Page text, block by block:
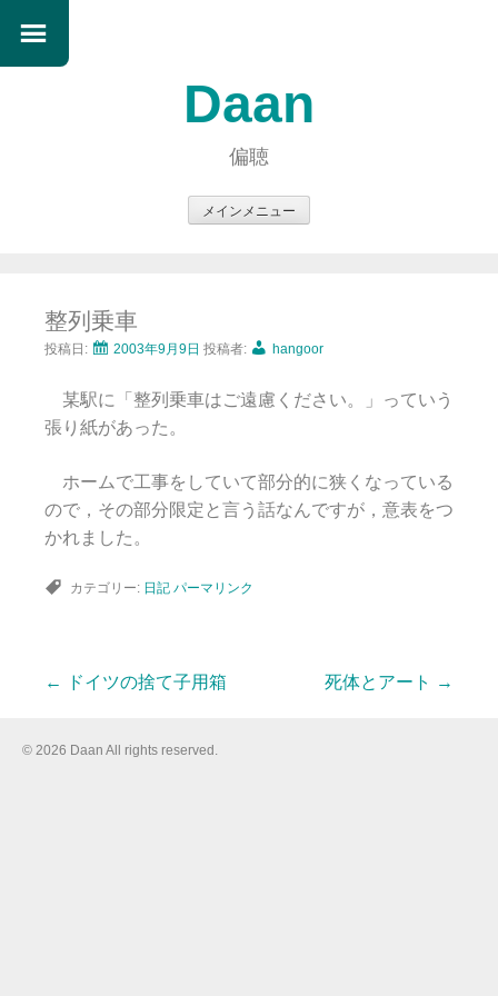
Daan
偏聴
メインメニュー
ン
ツ
ス
キ
プ
整列乗車
投稿日: 2003年9月9日 投稿者: hangoor
某駅に「整列乗車はご遠慮ください。」っていう
張り紙があった。
ホームで工事をしていて部分的に狭くなっている
ので，その部分限定と言う話なんですが，意表をつ
かれました。
カテゴリー: 日記 パーマリンク
投
← ドイツの捨て子用箱 死体とアート →
© 2026 Daan All rights reserved.